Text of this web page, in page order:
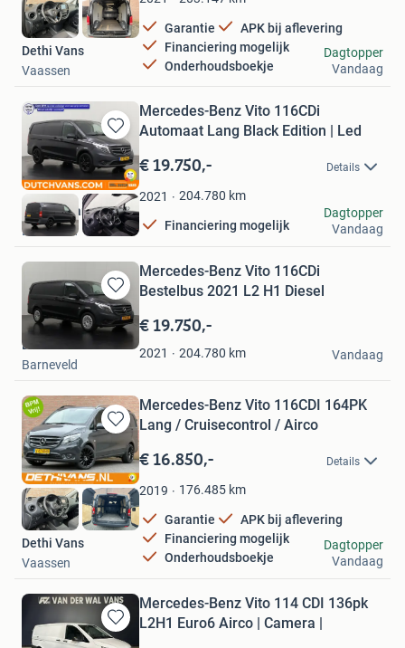
Garantie
APK bij aflevering
Financiering mogelijk
Onderhoudsboekje
Dethi Vans
Vaassen
Dagtopper
Vandaag
Bewaren
in
Mijn
Favorieten
Mercedes-Benz Vito 116CDi
Automaat Lang Black Edition | Led
€ 19.750,- Details
2021 204.780 km
Financiering mogelijk
DUTCH Vans
Barneveld
Dagtopper
Vandaag
Bewaren
in
Mijn
Favorieten
Mercedes-Benz Vito 116CDi
Bestelbus 2021 L2 H1 Diesel
€ 19.750,-
2021 204.780 km
Dutchvans.com
Barneveld
Vandaag
Bewaren
in
Mijn
Favorieten
Mercedes-Benz Vito 116CDI 164PK
Lang / Cruisecontrol / Airco
€ 16.850,- Details
2019 176.485 km
Garantie
APK bij aflevering
Financiering mogelijk
Onderhoudsboekje
Dethi Vans
Vaassen
Dagtopper
Vandaag
Bewaren
Mercedes-Benz Vito 114 CDI 136pk
L2H1 Euro6 Airco | Camera |